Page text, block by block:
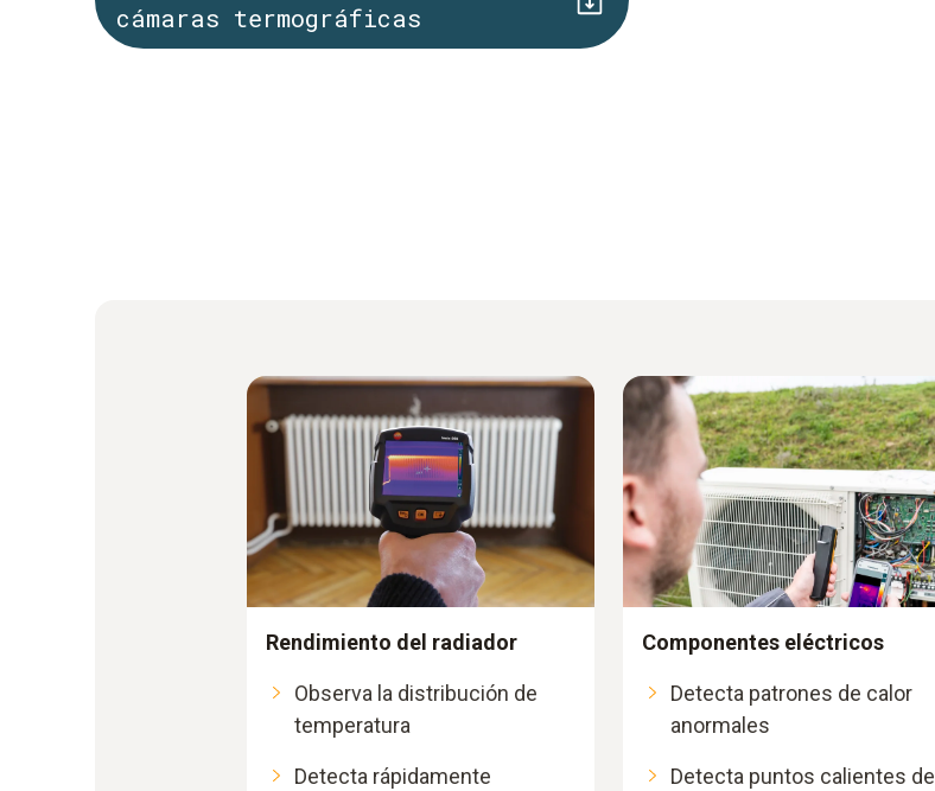
cámaras termográficas
Rendimiento del radiador
Observa la distribución de
temperatura
Detecta rápidamente
Componentes eléctricos
Detecta patrones de calor
anormales
Detecta puntos calientes de